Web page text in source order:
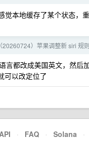
觉本地缓存了某个状态，
20260724）苹果调整新 siri 规
言都改成美国英文，然
可以改定位了
· FAQ · Solana ·